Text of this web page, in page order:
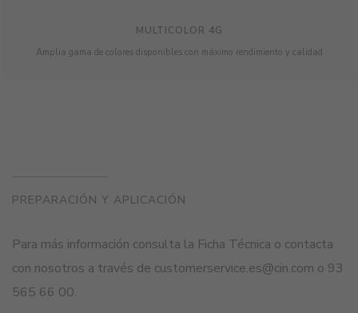
MULTICOLOR 4G
Amplia gama de colores disponibles con máximo rendimiento y calidad
PREPARACIÓN Y APLICACIÓN
Para más información consulta la Ficha Técnica o contacta
con nosotros a través de customerservice.es@cin.com o 93
565 66 00.